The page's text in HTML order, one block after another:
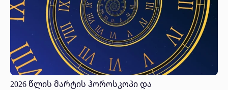
2026 წლის მარტის ჰოროსკოპი და